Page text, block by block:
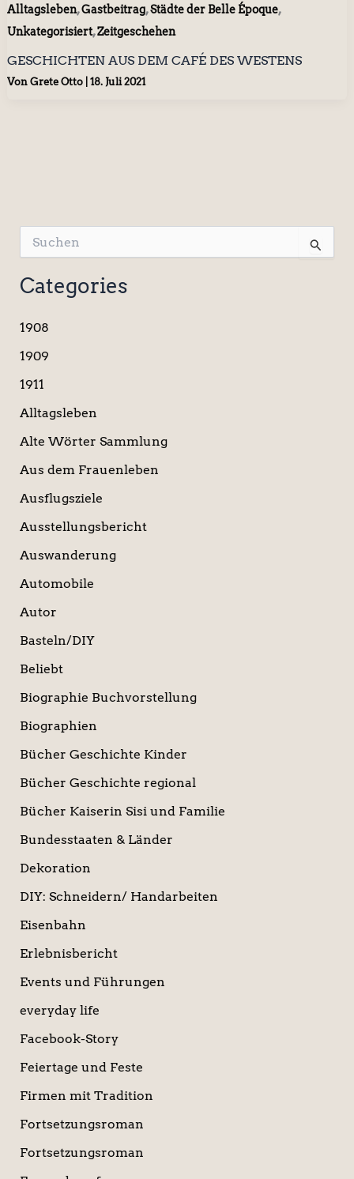
Alltagsleben,Gastbeitrag,Städte der Belle Époque,
Unkategorisiert,Zeitgeschehen
GESCHICHTEN AUS DEM CAFÉ DES WESTENS
Von Grete Otto 18. Juli 2021
u
c
h
n
a
h
Categories
1908
1909
1911
Alltagsleben
Alte Wörter Sammlung
Aus dem Frauenleben
Ausflugsziele
Ausstellungsbericht
Auswanderung
Automobile
Autor
Basteln/DIY
Beliebt
Biographie Buchvorstellung
Biographien
Bücher Geschichte Kinder
Bücher Geschichte regional
Bücher Kaiserin Sisi und Familie
Bundesstaaten & Länder
Dekoration
DIY: Schneidern/ Handarbeiten
Eisenbahn
Erlebnisbericht
Events und Führungen
everyday life
Facebook-Story
Feiertage und Feste
Firmen mit Tradition
Fortsetzungsroman
Fortsetzungsroman